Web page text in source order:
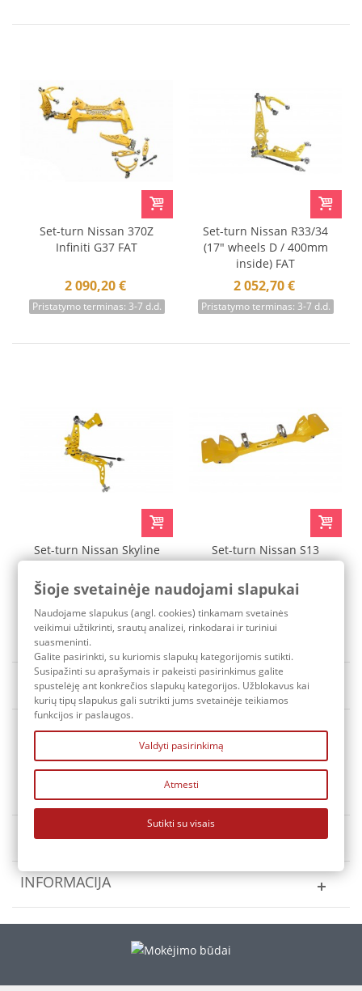
Set-turn Nissan 370Z
Infiniti G37 FAT
2 090,20 €
Pristatymo terminas: 3-7 d.d.
Set-turn Nissan R33/34
(17" wheels D / 400mm
inside) FAT
2 052,70 €
Pristatymo terminas: 3-7 d.d.
Set-turn Nissan Skyline
inside)
Pristatymo terminas: 3-7 d.d.
Set-turn Nissan S13
Pristatymo terminas: 3-7 d.d.
Rūšiuoti pagal
MANO PASKYRA
INFORMACIJA
Šioje svetainėje naudojami slapukai
Naudojame slapukus (angl. cookies) tinkamam svetainės
veikimui užtikrinti, srautų analizei, rinkodarai ir turiniui
suasmeninti.
Galite pasirinkti, su kuriomis slapukų kategorijomis sutikti.
Susipažinti su aprašymais ir pakeisti pasirinkimus galite
spustelėję ant konkrečios slapukų kategorijos. Užblokavus kai
kurių tipų slapukus gali sutrikti jums svetainėje teikiamos
funkcijos ir paslaugos.
Valdyti pasirinkimą
Atmesti
Sutikti su visais